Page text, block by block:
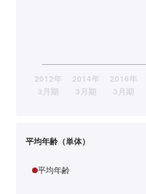
平均年齢（単体）
平均年齢